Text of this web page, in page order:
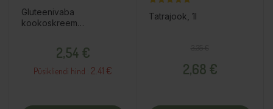
Gluteenivaba
kookoskreem
2,54 €
Püsikliendi hind : 2.41 €
Tatrajook, 1l
2,68 €